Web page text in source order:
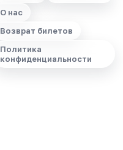
О нас
Возврат билетов
Политика
конфиденциальности